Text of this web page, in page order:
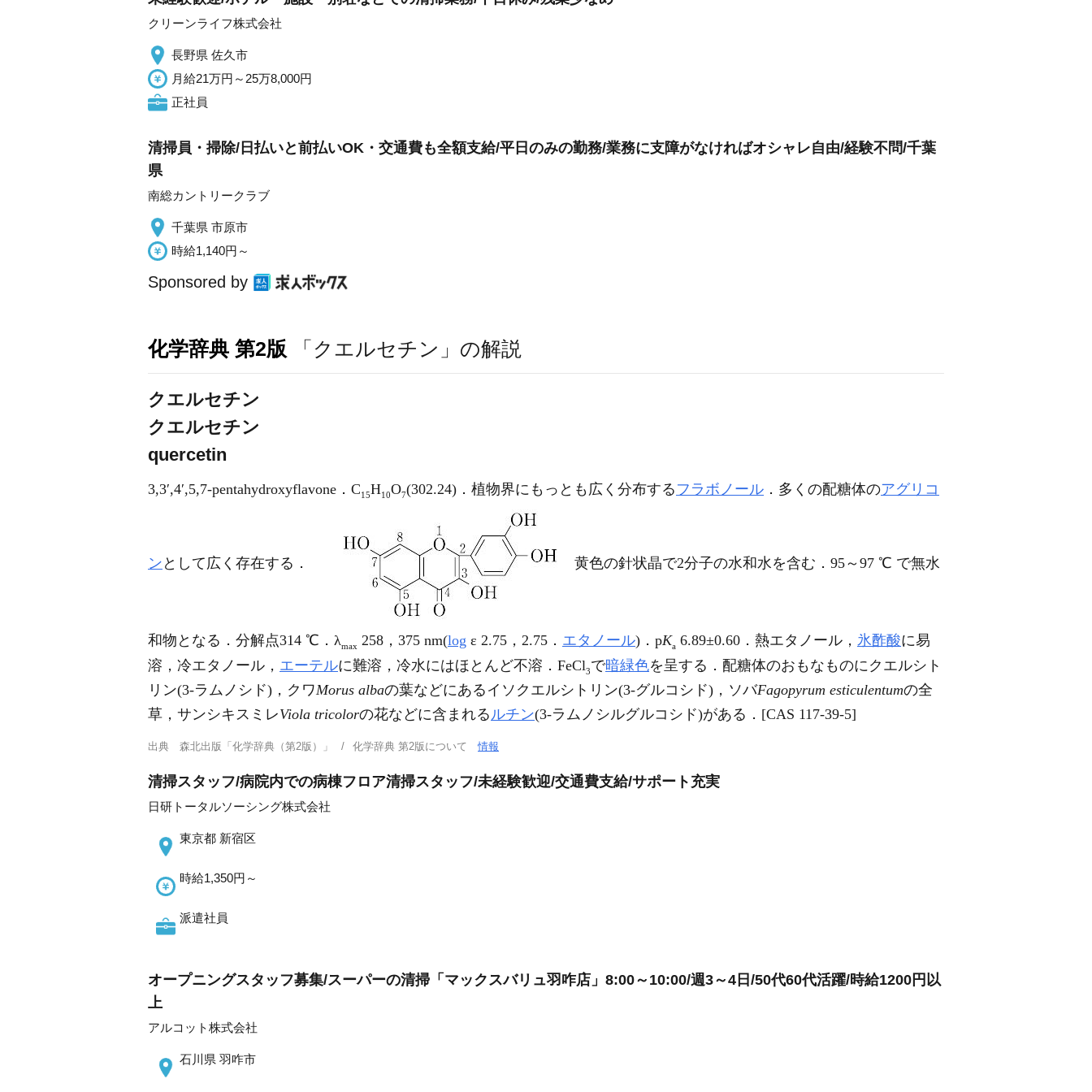
クリーンライフ株式会社
長野県 佐久市
月給21万円～25万8,000円
正社員
清掃員・掃除/日払いと前払いOK・交通費も全額支給/平日のみの勤務/業務に支障がなければオシャレ自由/経験不問/千葉
県
南総カントリークラブ
千葉県 市原市
時給1,140円～
Sponsored by
化学辞典 第2版 「クエルセチン」の解説
クエルセチン
クエルセチン
quercetin
3,3′,4′,5,7-pentahydroxyflavone．C15H10O7(302.24)．植物界にもっとも広く分布する フラボノール ．多くの配糖体のアグリコ
ン として広く存在する． 黄色の針状晶で2分子の水和水を含む．95～97 ℃ で無水
和物となる．分解点314 ℃．λmax 258，375 nm(log ε 2.75，2.75． エタノール)．pKa 6.89±0.60．熱エタノール， 氷酢酸に易
溶，冷エタノール， エーテルに難溶，冷水にはほとんど不溶．FeCl3で暗緑色を呈する．配糖体のおもなものにクエルシト
リン(3-ラムノシド)，クワMorus albaの葉などにあるイソクエルシトリン(3-グルコシド)，ソバFagopyrum esticulentumの全
草，サンシキスミレViola tricolorの花などに含まれるルチン(3-ラムノシルグルコシド)がある．[CAS 117-39-5]
出典 森北出版「化学辞典（第2版）」 化学辞典 第2版について情報
清掃スタッフ/病院内での病棟フロア清掃スタッフ/未経験歓迎/交通費支給/サポート充実
日研トータルソーシング株式会社
東京都 新宿区
時給1,350円～
派遣社員
オープニングスタッフ募集/スーパーの清掃「マックスバリュ羽咋店」8:00～10:00/週3～4日/50代60代活躍/時給1200円以
上
アルコット株式会社
石川県 羽咋市